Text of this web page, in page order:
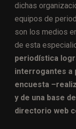
dichas
equipos de
son los medios
de esta
periodística
interrogantes a
encuesta
y de una base
directorio web